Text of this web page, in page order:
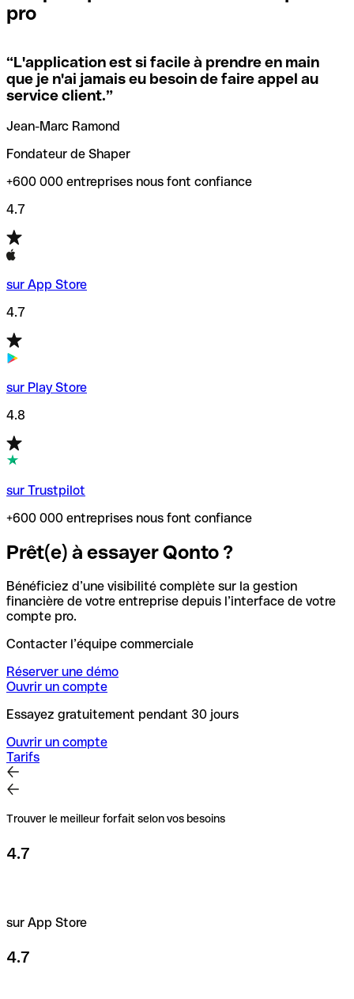
locales.
Si vous n'êtes pas sûr du code SWIFT que vous devriez
utiliser, nous avons développé un outil de recherche de
codes SWIFT par nom de banque.
vérification/recherche de codes SWIFT. Ainsi, vous pouvez
trouver et vérifier vos codes SWIFT avant de réaliser vos
transferts d’argent.
pro
“L'application est si facile à prendre en main
que je n'ai jamais eu besoin de faire appel au
service client.”
Jean-Marc Ramond
Fondateur de Shaper
+600 000 entreprises nous font confiance
4.7
sur App Store
4.7
sur Play Store
4.8
sur Trustpilot
+600 000 entreprises nous font confiance
Prêt(e) à essayer Qonto ?
Bénéficiez d’une visibilité complète sur la gestion
financière de votre entreprise depuis l’interface de votre
compte pro.
Contacter l’équipe commerciale
Réserver une démo
Ouvrir un compte
Essayez gratuitement pendant 30 jours
Ouvrir un compte
Tarifs
Trouver le meilleur forfait selon vos besoins
4.7
sur App Store
4.7